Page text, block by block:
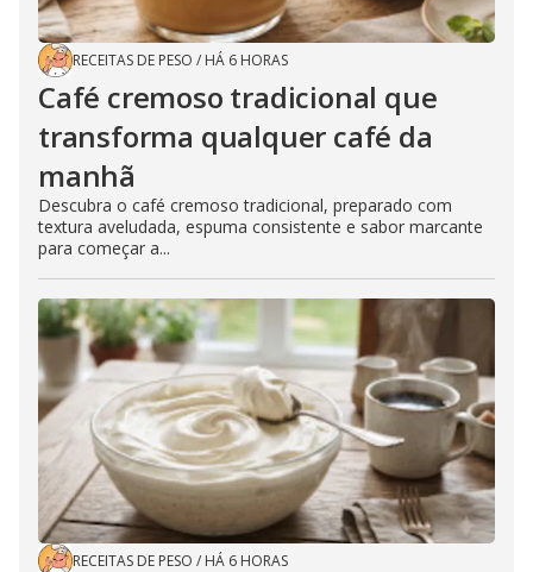
RECEITAS DE PESO / HÁ 6 HORAS
Café cremoso tradicional que
transforma qualquer café da
manhã
Descubra o café cremoso tradicional, preparado com
textura aveludada, espuma consistente e sabor marcante
para começar a...
RECEITAS DE PESO / HÁ 6 HORAS